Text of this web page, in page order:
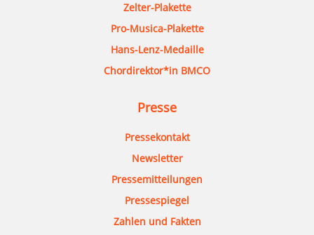
Zelter-Plakette
Pro-Musica-Plakette
Hans-Lenz-Medaille
Chordirektor*in BMCO
Presse
Pressekontakt
Newsletter
Pressemitteilungen
Pressespiegel
Zahlen und Fakten